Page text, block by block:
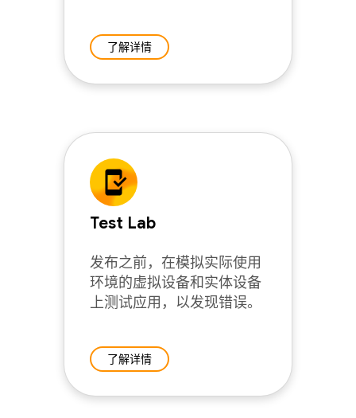
了解详情
Test Lab
发布之前，在模拟实际使用
环境的虚拟设备和实体设备
上测试应用，以发现错误。
了解详情